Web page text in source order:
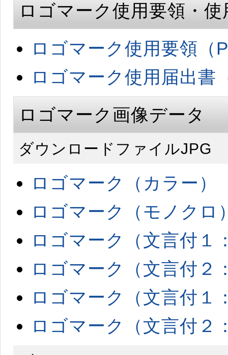
ロゴマーク使用要領・使
ロゴマーク使用要領（
ロゴマーク使用届出書
ロゴマーク画像データ
ダウンロードファイルJPG
ロゴマーク（カラー）
ロゴマーク（モノクロ
ロゴマーク（文言付１
ロゴマーク（文言付２
ロゴマーク（文言付１
ロゴマーク（文言付２